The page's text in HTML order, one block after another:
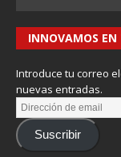
INNOVAMOS EN
Introduce tu correo
nuevas entradas.
Suscribir